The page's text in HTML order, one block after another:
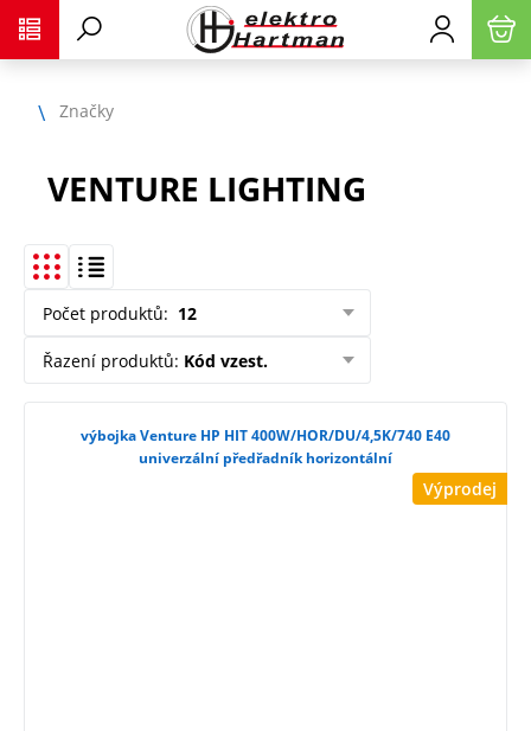
Značky
VENTURE LIGHTING
Počet produktů: 12
Řazení produktů: Kód vzest.
Výprodej
výbojka Venture HP HIT 400W/HOR/DU/4,5K/740 E40
univerzální předřadník horizontální